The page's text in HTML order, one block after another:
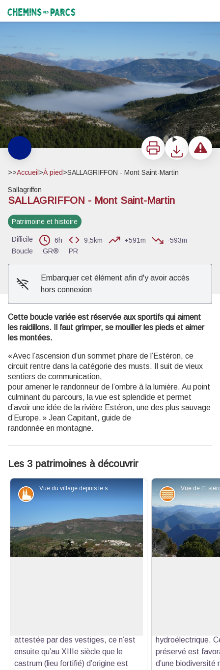
Chemins des Parcs
ImprimerTéléchargerSignaler
>>Accueil >À pied>SALLAGRIFFON - Mont Saint-Martin
Sallagriffon
SALLAGRIFFON - Mont Saint-Martin
Patrimoine et histoire
Difficile 6h 9,5km +591m
-593m
Boucle
GR® PR
Embarquer cet élément afin d'y avoir accès
hors connexion
Cette boucle variée est réservée aux sportifs qui aiment
les raidillons. Il faut grimper, se mouiller les pieds et aimer
les montées.
« Avec l’ascension d’un sommet phare de l’Estéron, ce
circuit rentre dans la catégorie des musts. Il suit de vieux
sentiers de communication,
pour amener le randonneur de l’ombre à la lumière. Au point
culminant du parcours, la vue est splendide et permet
d’avoir une idée de la rivière Estéron, une des plus sauvage
d’Europe. » Jean Capitant, guide de
randonnée en montagne.
Les 3 patrimoines à découvrir
Vue du village depuis le sentier d'Aiglun - Jean CAPITANT
Patrimoine et histoire
attestée par des vestiges, ce n’est
ensuite qu’au XIIIe siècle que le
castrum (lieu fortifié) d’origine est
Eaux et
hydroélectrique.
préservé est
d’une biodiversité